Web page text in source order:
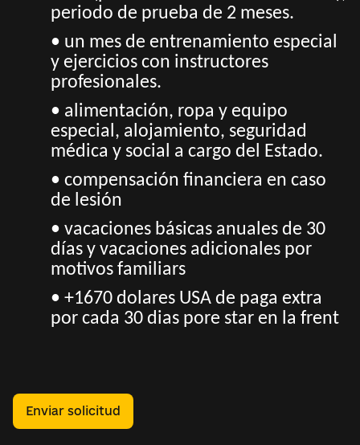
periodo de prueba de 2 meses.
• un mes de entrenamiento especial
y ejercicios con instructores
profesionales.
• alimentación, ropa y equipo
especial, alojamiento, seguridad
médica y social a cargo del Estado.
• compensación financiera en caso
de lesión
• vacaciones básicas anuales de 30
días y vacaciones adicionales por
motivos familiars
• +1670 dolares USA de paga extra
por cada 30 dias pore star en la frent
Enviar solicitud